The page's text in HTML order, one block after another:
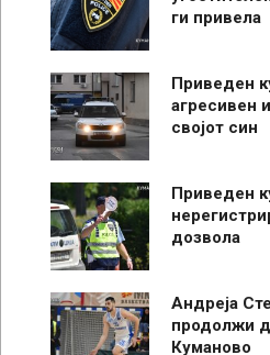
ги привела
Приведен
агресивен
својот син
Приведен
дозвола
Андреја
продолжи
Куманово